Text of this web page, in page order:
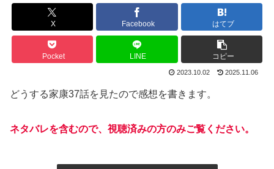
X Facebook はてブ
Pocket LINE コピー
2023.10.02 2025.11.06
どうする家康37話を見たので感想を書きます。
ネタバレを含むので、視聴済みの方のみご覧ください。